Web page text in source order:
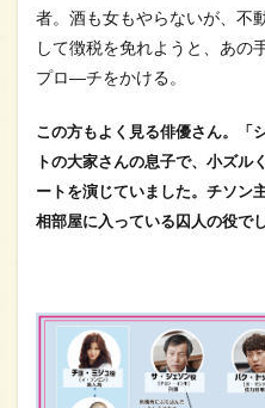
者。酒も女もやらないが、不
して徴税を免れようと、あの
プロ―チをかける。
この方もよく見る俳優さん。「
トの大家さんの息子で、小ズル
ートを演じていました。チソン
相部屋に入っている囚人の役でし